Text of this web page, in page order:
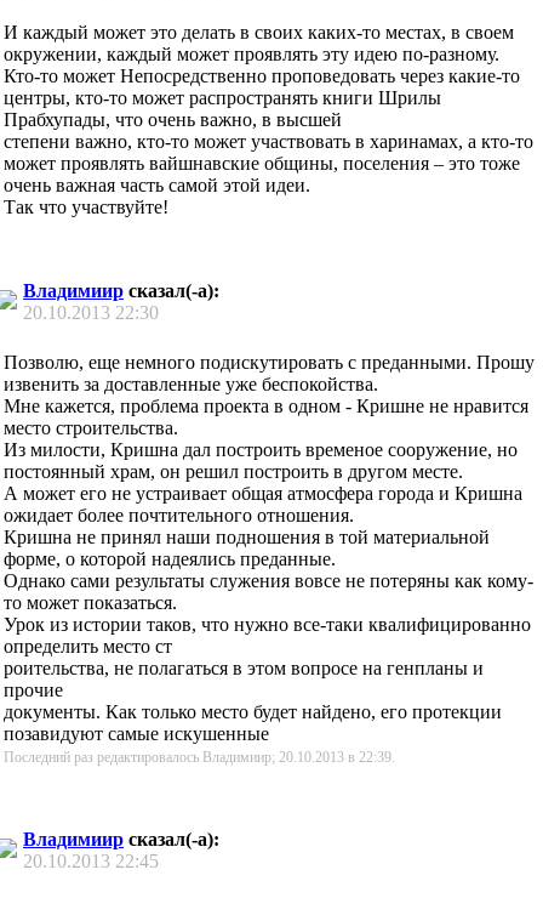
И каждый может это делать в своих каких-то местах, в своем
окружении, каждый может проявлять эту идею по-разному.
Кто-то может Непосредственно проповедовать через какие-то
центры, кто-то может распространять книги Шрилы
Прабхупады, что очень важно, в высшей
степени важно, кто-то может участвовать в харинамах, а кто-то
может проявлять вайшнавские общины, поселения – это тоже
очень важная часть самой этой идеи.
Так что участвуйте!
Владимиир сказал(-а):
20.10.2013 22:30
Позволю, еще немного подискутировать с преданными. Прошу
извенить за доставленные уже беспокойства.
Мне кажется, проблема проекта в одном - Кришне не нравится
место строительства.
Из милости, Кришна дал построить временое сооружение, но
постоянный храм, он решил построить в другом месте.
А может его не устраивает общая атмосфера города и Кришна
ожидает более почтительного отношения.
Кришна не принял наши подношения в той материальной
форме, о которой надеялись преданные.
Однако сами результаты служения вовсе не потеряны как кому-
то может показаться.
Урок из истории таков, что нужно все-таки квалифицированно
определить место ст
роительства, не полагаться в этом вопросе на генпланы и
прочие
документы. Как только место будет найдено, его протекции
позавидуют самые искушенные
Последний раз редактировалось Владимиир; 20.10.2013 в 22:39.
Владимиир сказал(-а):
20.10.2013 22:45